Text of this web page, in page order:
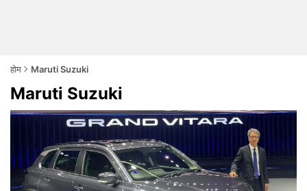
होम Maruti Suzuki
Maruti Suzuki